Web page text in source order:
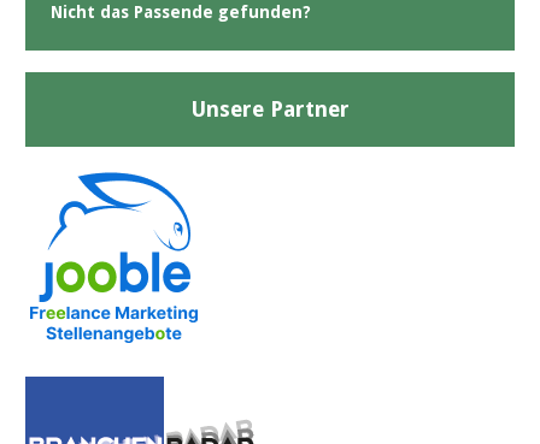
Nicht das Passende gefunden?
Unsere Partner